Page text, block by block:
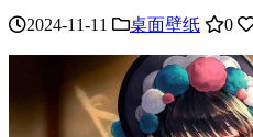
2024-11-11 桌面壁纸 0